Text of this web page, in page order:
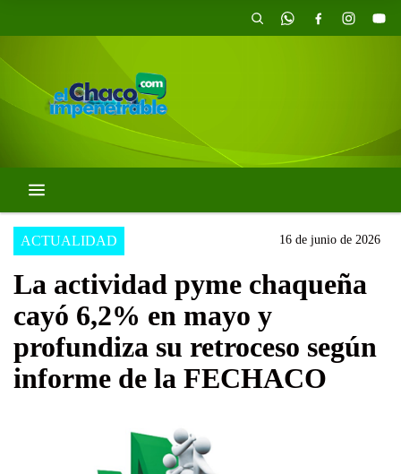
ACTUALIDAD 16 de junio de 2026
La actividad pyme chaqueña
cayó 6,2% en mayo y
profundiza su retroceso según
informe de la FECHACO